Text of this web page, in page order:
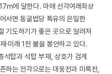
에 달한다. 마애 선각여래좌상
서면 동굴법당 특유의 은밀한
기도하기가 좋은 곳으로 알려져
·미래 1천 불을 봉안하고 있다.
석탑과 석탑 부재, 상호가 검게
하는 전각으로는 대웅전과 미륵전,